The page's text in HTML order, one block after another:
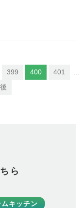
399 400 401
ら
キッチン